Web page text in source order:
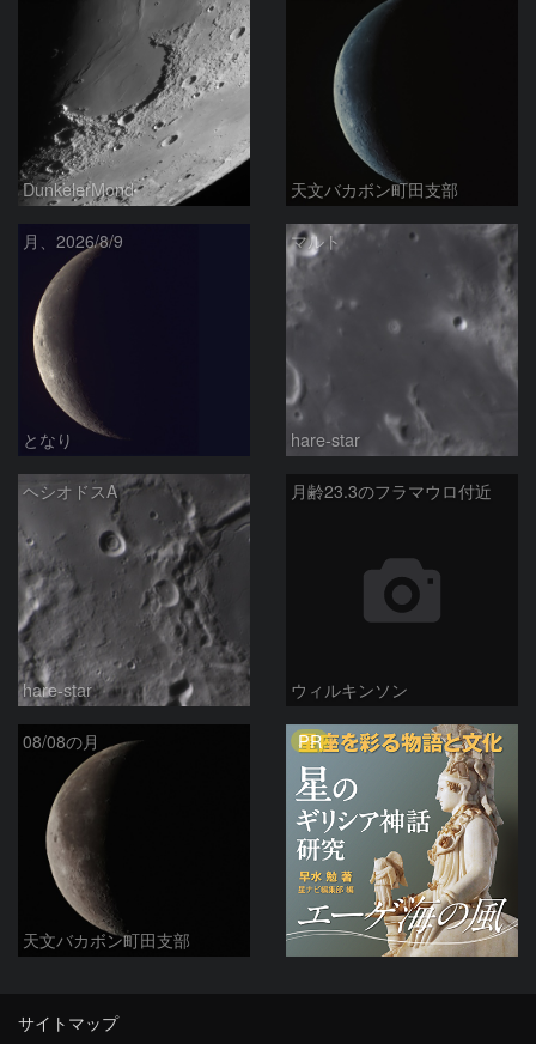
DunkelerMond 天文バカボン町田支部
月、2026/8/9
となり
マルト
hare-star
ヘシオドスA
hare-star
月齢23.3のフラマウロ付近
ウィルキンソン
08/08の月
天文バカボン町田支部
PR
サイトマップ